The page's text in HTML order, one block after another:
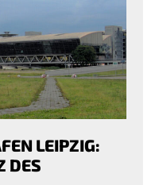
LEIPZIG:
DES